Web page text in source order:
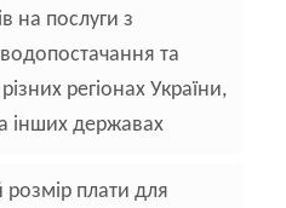
на послуги з
та
регіонах України,
інших державах
плати для